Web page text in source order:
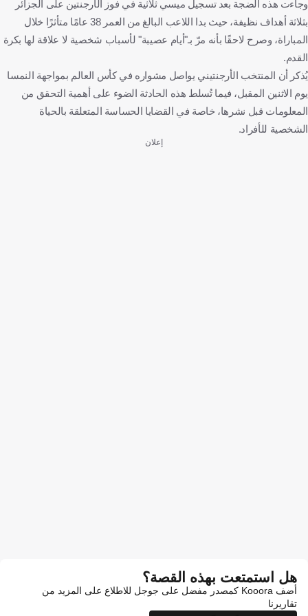
وجاءت هذه الضجة بعد تسجيل ميسي ثلاثية في فوز الأرجنتين على الجزائر
بثلاثة أهداف نظيفة، حيث بدا اللاعب البالغ من العمر 38 عامًا متأثرًا خلال
المباراة، وصرح لاحقًا بأنه مرّ بـ"أيام عصيبة" لأسباب شخصية لا علاقة لها بكرة
القدم.
يُذكر أن المنتخب الأرجنتيني يواصل مشواره في كأس العالم بمواجهة النمسا
يوم الاثنين المقبل، فيما تُسلط هذه الحادثة الضوء على أهمية التحقق من
المعلومات قبل نشرها، خاصة في القضايا الحساسة المتعلقة بالحياة
الشخصية للأفراد.
إعلان
هل استمتعت بهذه القصة؟
أضف Kooora كمصدر مفضل على جوجل للاطلاع على المزيد من
تقاريرنا